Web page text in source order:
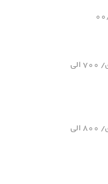
✳️ یونولیت تیرچه کرومیت یک متری/ ۷۰۰ الی
✳️ یونولیت تیرچه کرومیت یک متری/ ۸۰۰ الی